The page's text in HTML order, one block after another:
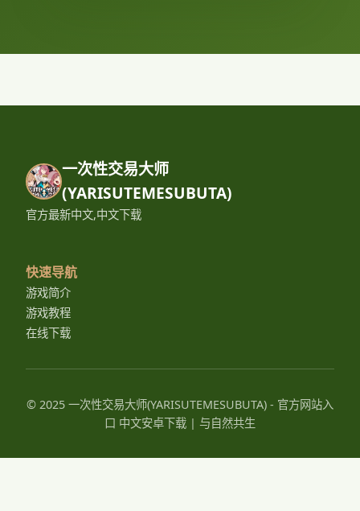
一次性交易大师
(YARISUTEMESUBUTA)
官方最新中文,中文下载
快速导航
游戏简介
游戏教程
在线下载
© 2025 一次性交易大师(YARISUTEMESUBUTA) - 官方网站入
口 中文安卓下载 | 与自然共生